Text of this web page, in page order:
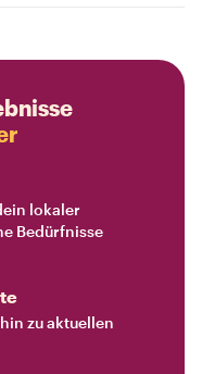
lokaler
Bedürfnisse
zu aktuellen